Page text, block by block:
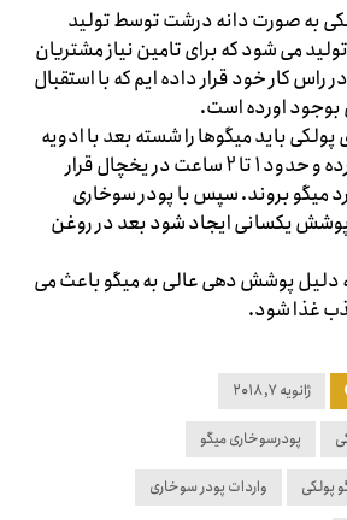
به صورت دانه درشت توسط تولید
می شود که برای تامین نیاز مشتریان
راس کار خود قرار داده ایم که با استقبال
اورده است.
باید میگوها را شسته بعد با ادویه
های دلخواه مخلوط کرده و حدود 1 تا 2 ساعت در یخچال قرار
میگو بروند. سپس با پودر سوخاری
یکسانی ایجاد شود بعد در روغن
دلیل پوشش دهی عالی به میگو باعث می
غذا شود.
ژانویه ۷, ۲۰۱۸
پودرسوخاری میگو
پولکی واردات پودر سوخاری